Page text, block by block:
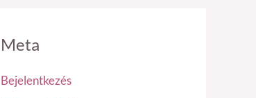
Meta
Bejelentkezés